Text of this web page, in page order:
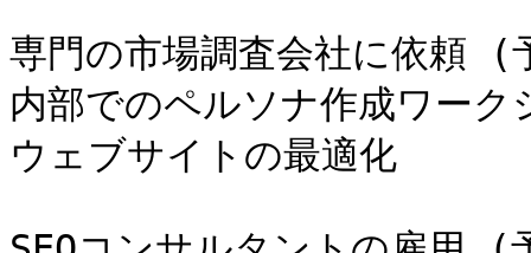
専門の市場調査会社に依頼
内部でのペルソナ作成ワー
ウェブサイトの最適化